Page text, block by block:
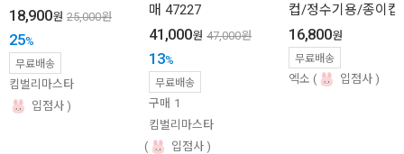
18,900원 25,000원
25%
무료배송
킴벌리마스타
입점사
매 47227
41,000원 47,000원
13%
무료배송
구매 1
킴벌리마스타
입점사
컵/정수기용/종이컵
16,800원
무료배송
엑소 입점사